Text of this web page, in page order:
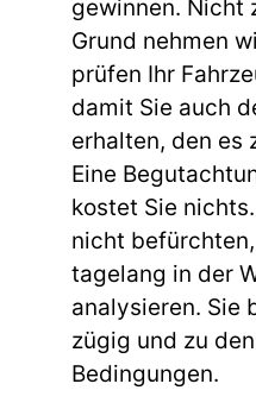
gewinnen. Nicht
Grund nehmen
prüfen Ihr
damit Sie auch
erhalten, den es
Eine
kostet Sie
nicht
tagelang in der
analysieren. Sie
zügig und zu
Bedingungen.